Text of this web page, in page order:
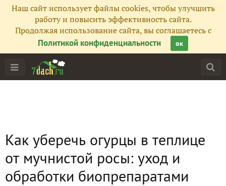
Наш сайт использует файлы cookies, чтобы улучшить
работу и повысить эффективность сайта.
Продолжая использование сайта, вы соглашаетесь с
Политикой конфиденциальности
ок
Как уберечь огурцы в теплице
от мучнистой росы: уход и
обработки биопрепаратами